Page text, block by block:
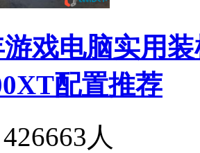
游戏电脑实用
配置推荐
人